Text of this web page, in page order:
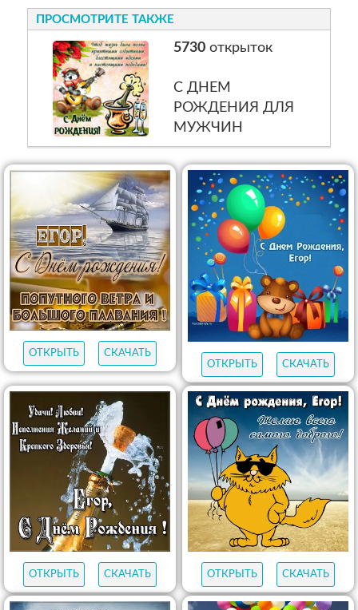
ПРОСМОТРИТЕ ТАКЖЕ
5730открыток
С ДНЕМ
РОЖДЕНИЯ ДЛЯ
МУЖЧИН
ОТКРЫТЬ
СКАЧАТЬ
ОТКРЫТЬ
СКАЧАТЬ
ОТКРЫТЬ СКАЧАТЬ ОТКРЫТЬ СКАЧАТЬ